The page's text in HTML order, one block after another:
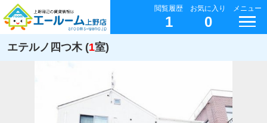
閲覧履歴
1
お気に入り
0
メニュー
エテルノ四つ木 (1室)